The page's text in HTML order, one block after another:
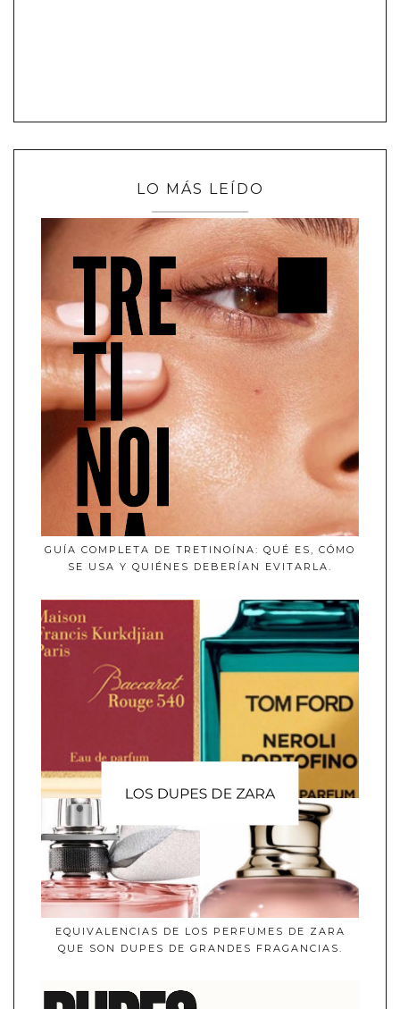
LO MÁS LEÍDO
GUÍA COMPLETA DE TRETINOÍNA: QUÉ ES, CÓMO
SE USA Y QUIÉNES DEBERÍAN EVITARLA.
EQUIVALENCIAS DE LOS PERFUMES DE ZARA
QUE SON DUPES DE GRANDES FRAGANCIAS.